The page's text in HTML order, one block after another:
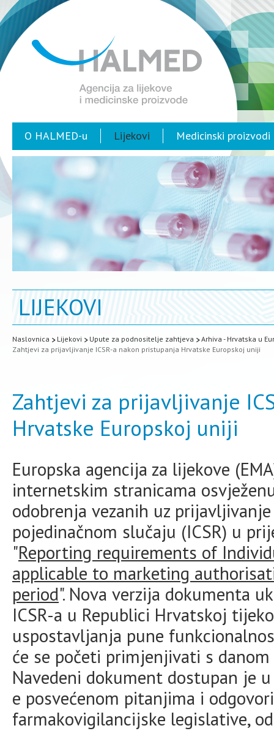
O HALMED-u Lijekovi Medicinski proizvodi
LIJEKOVI
Naslovnica Lijekovi Upute za podnositelje zahtjeva
Arhiva - Hrvatska u
Zahtjevi za prijavljivanje ICSR-a nakon pristupanja Hrvatske Europskoj uniji
Zahtjevi za prijavljivanje
Hrvatske Europskoj uniji
Europska agencija za lijekove
internetskim stranicama
odobrenja vezanih uz
pojedinačnom slučaju (ICSR) u
"Reporting requirements of
applicable to marketing
period". Nova verzija dokumenta
ICSR-a u Republici Hrvatskoj
uspostavljanja pune
će se početi primjenjivati s
Navedeni dokument dostupan je
e posvećenom pitanjima i
farmakovigilancijske legislative,